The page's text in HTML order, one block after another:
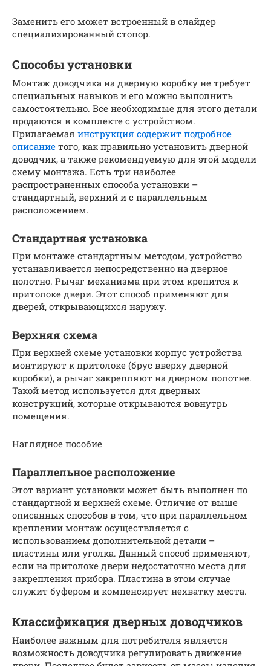
Заменить его может встроенный в слайдер
специализированный стопор.
Способы установки
Монтаж доводчика на дверную коробку не требует
специальных навыков и его можно выполнить
самостоятельно. Все необходимые для этого детали
продаются в комплекте с устройством.
Прилагаемая инструкция содержит подробное
описание того, как правильно установить дверной
доводчик, а также рекомендуемую для этой модели
схему монтажа. Есть три наиболее
распространенных способа установки –
стандартный, верхний и с параллельным
расположением.
Стандартная установка
При монтаже стандартным методом, устройство
устанавливается непосредственно на дверное
полотно. Рычаг механизма при этом крепится к
притолоке двери. Этот способ применяют для
дверей, открывающихся наружу.
Верхняя схема
При верхней схеме установки корпус устройства
монтируют к притолоке (брус вверху дверной
коробки), а рычаг закрепляют на дверном полотне.
Такой метод используется для дверных
конструкций, которые открываются вовнутрь
помещения.
Наглядное пособие
Параллельное расположение
Этот вариант установки может быть выполнен по
стандартной и верхней схеме. Отличие от выше
описанных способов в том, что при параллельном
креплении монтаж осуществляется с
использованием дополнительной детали –
пластины или уголка. Данный способ применяют,
если на притолоке двери недостаточно места для
закрепления прибора. Пластина в этом случае
служит буфером и компенсирует нехватку места.
Классификация дверных доводчиков
Наиболее важным для потребителя является
возможность доводчика регулировать движение